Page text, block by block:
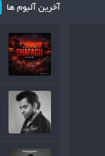
آخرین آلبوم ها